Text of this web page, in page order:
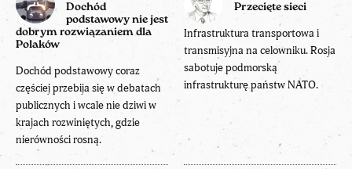
Dochód
podstawowy nie jest
dobrym rozwiązaniem dla
Polaków
Dochód podstawowy coraz
częściej przebija się w debatach
publicznych i wcale nie dziwi w
krajach rozwiniętych, gdzie
nierówności rosną.
Przecięte sieci
Infrastruktura transportowa i
transmisyjna na celowniku. Rosja
sabotuje podmorską
infrastrukturę państw NATO.